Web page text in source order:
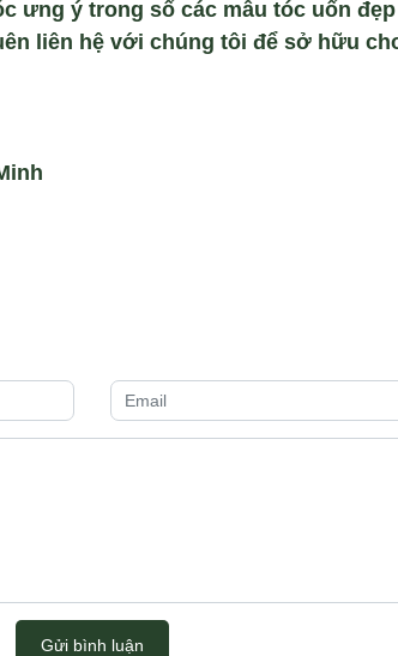
ưng ý trong số các mẫu tóc uốn
liên hệ với chúng tôi để sở hữu
Gửi bình luận